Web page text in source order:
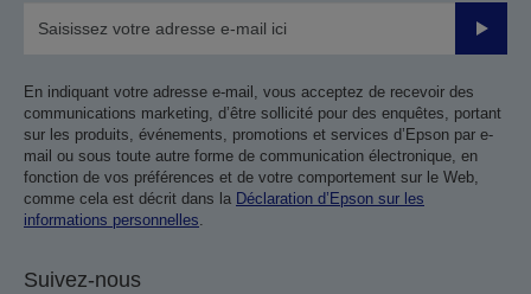
Valider
En indiquant votre adresse e-mail, vous acceptez de recevoir des
communications marketing, d’être sollicité pour des enquêtes, portant
sur les produits, événements, promotions et services d’Epson par e-
mail ou sous toute autre forme de communication électronique, en
fonction de vos préférences et de votre comportement sur le Web,
comme cela est décrit dans la Déclaration d’Epson sur les
informations personnelles
Suivez-nous